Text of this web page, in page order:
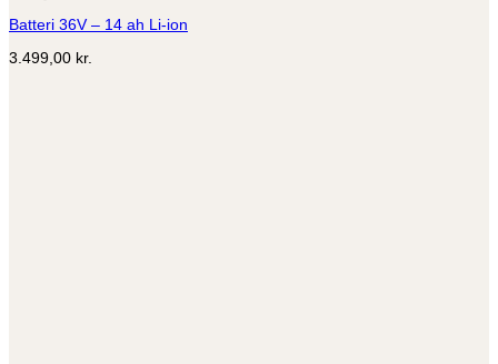
Batteri 36V – 14 ah Li-ion
3.499,00 kr.